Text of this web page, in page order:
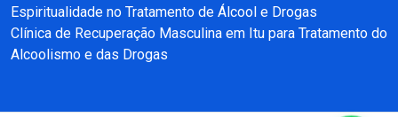
Espiritualidade no Tratamento de Álcool e Drogas
Clínica de Recuperação Masculina em Itu para Tratamento do
Alcoolismo e das Drogas